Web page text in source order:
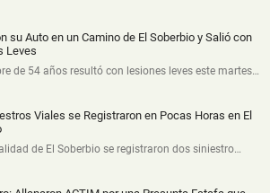
su Auto en un Camino de El Soberbio y Salió con
Leves
de 54 años resultó con lesiones leves este martes…
Viales se Registraron en Pocas Horas en El
de El Soberbio se registraron dos siniestro…